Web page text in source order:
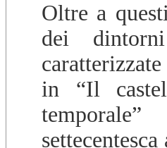
Oltre a
dei
in “Il